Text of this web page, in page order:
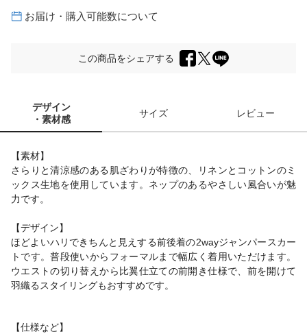
お届け・購入可能数について
この商品をシェアする
デザイン
・素材感
サイズ レビュー
【素材】
さらりと清涼感のある肌ざわりが特徴の、リネンとコットンのミ
ックス生地を使用しています。ネップのあるやさしい風合いが魅
力です。
【デザイン】
ほどよいハリできちんと見えする前後着の2wayジャンパースカー
トです。普段使いからフォーマルまで幅広く着用いただけます。
ウエストの切り替えから比翼仕立ての前開き仕様で、前を開けて
羽織るスタイリングもおすすめです。
【仕様など】